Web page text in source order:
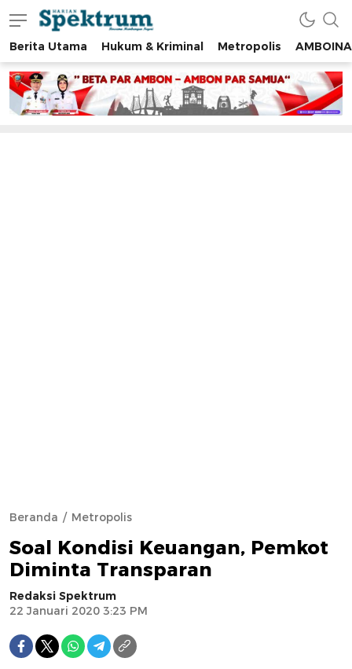
spektrumonline.com
Berita Utama Hukum & Kriminal Metropolis AMBOINA
Beranda Metropolis
Soal Kondisi Keuangan, Pemkot
Diminta Transparan
Redaksi Spektrum
22 Januari 2020 3:23 PM